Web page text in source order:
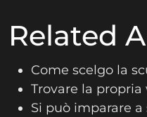
Related
Come scelgo la
Trovare la
Si può imparare a